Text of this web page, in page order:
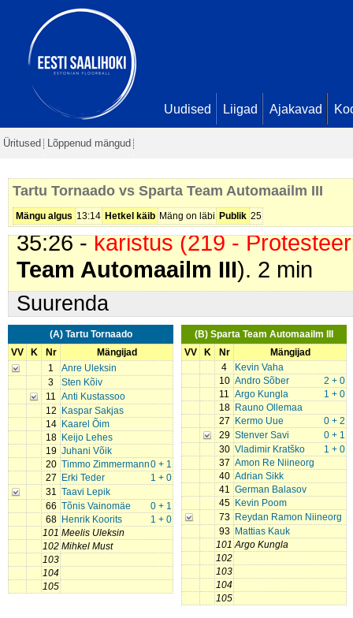
Uudised Liigad Ajakavad
Üritused Lõppenud mängud
Tartu Tornaado vs Sparta Team Automaailm III
Mängu algus 13:14 Hetkel käib Mäng on läbi Publik 25
24:19 -
värav
Kermo Uue. Seis
24:58 -värav
Zimmermann. Seis 2 - 2
30:58 -värav. Vladimir Kratško (
32:16 -värav. Argo Kungla (
Stenver Savi. Seis2 - 4
35:26 -karistus (219 -
Team Automaailm III). 2 min
Suurenda
(A) Tartu Tornaado
VV
K Nr
Mängijad
1
Anre Uleksin
3
Sten Kõiv
11 Anti Kustassoo
12
Kaspar Sakjas
14
Kaarel Õim
18
Keijo Lehes
19 Juhani Võik
20
0 + 1
Timmo Zimmermann
27
1 + 0
Erki Teder
31 Taavi Lepik
66
0 + 1
Tõnis Vainomäe
68
1 + 0
Henrik Koorits
101 Meelis Uleksin
102 Mihkel Must
103
104
105
(B) Sparta Team Automaailm III
VV
K Nr
Mängijad
4
Kevin Vaha
10
2 + 0
Andro Sõber
11
1 + 0
Argo Kungla
18
Rauno Ollemaa
27
0 + 2
Kermo Uue
29
0 + 1
Stenver Savi
30
1 + 0
Vladimir Kratško
37 Amon Re Niineorg
40 Adrian Sikk
41 German Balasov
45
Kevin Poom
73
Reydan Ramon Niineorg
93
Mattias Kauk
101 Argo Kungla
102
103
104
105